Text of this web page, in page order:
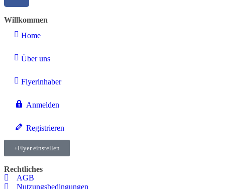
Willkommen
Home
Über uns
Flyerinhaber
Anmelden
Registrieren
Flyer einstellen
Rechtliches
AGB
Nutzungsbedingungen